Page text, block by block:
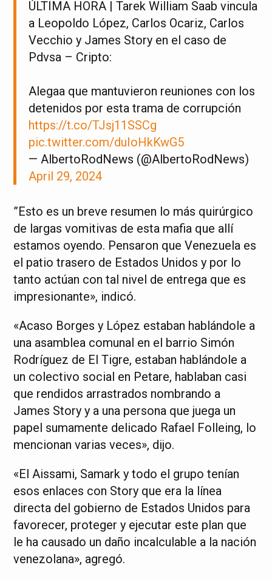
ÚLTIMA HORA | Tarek William Saab vincula
a Leopoldo López, Carlos Ocariz, Carlos
Vecchio y James Story en el caso de
Pdvsa – Cripto:
Alegaa que mantuvieron reuniones con los
detenidos por esta trama de corrupción
https://t.co/TJsj11SSCg
pic.twitter.com/duIoHkKwG5
— AlbertoRodNews (@AlbertoRodNews)
April 29, 2024
”Esto es un breve resumen lo más quirúrgico
de largas vomitivas de esta mafia que allí
estamos oyendo. Pensaron que Venezuela es
el patio trasero de Estados Unidos y por lo
tanto actúan con tal nivel de entrega que es
impresionante», indicó.
«Acaso Borges y López estaban hablándole a
una asamblea comunal en el barrio Simón
Rodríguez de El Tigre, estaban hablándole a
un colectivo social en Petare, hablaban casi
que rendidos arrastrados nombrando a
James Story y a una persona que juega un
papel sumamente delicado Rafael Folleing, lo
mencionan varias veces», dijo.
«El Aissami, Samark y todo el grupo tenían
esos enlaces con Story que era la línea
directa del gobierno de Estados Unidos para
favorecer, proteger y ejecutar este plan que
le ha causado un daño incalculable a la nación
venezolana», agregó.